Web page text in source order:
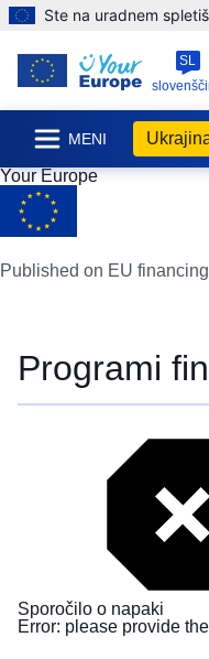
Ste na uradnem
SL
MENI
Your Europe
Published on EU
Programi
Sporočilo o napaki
Error: please provide